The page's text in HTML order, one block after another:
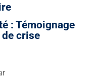
: Témoignage
de crise